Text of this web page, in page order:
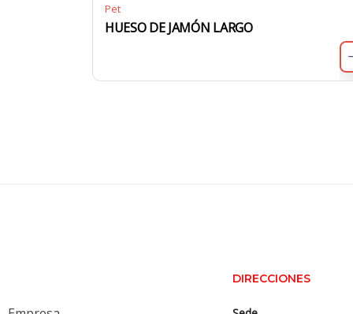
Pet
HUESO DE JAMÓN LARGO
DIRECCIONES